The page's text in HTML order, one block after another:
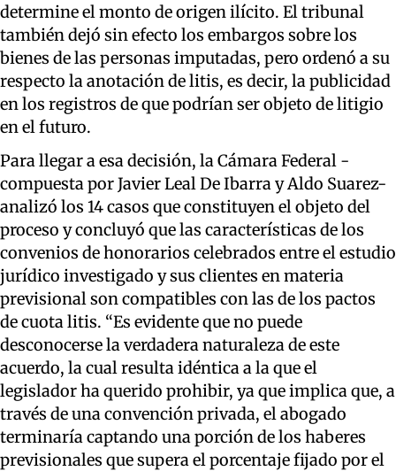
determine el monto de origen ilícito. El tribunal
también dejó sin efecto los embargos sobre los
bienes de las personas imputadas, pero ordenó a su
respecto la anotación de litis, es decir, la publicidad
en los registros de que podrían ser objeto de litigio
en el futuro.
Para llegar a esa decisión, la Cámara Federal -
compuesta por Javier Leal De Ibarra y Aldo Suarez-
analizó los 14 casos que constituyen el objeto del
proceso y concluyó que las características de los
convenios de honorarios celebrados entre el estudio
jurídico investigado y sus clientes en materia
previsional son compatibles con las de los pactos
de cuota litis. “Es evidente que no puede
desconocerse la verdadera naturaleza de este
acuerdo, la cual resulta idéntica a la que el
legislador ha querido prohibir, ya que implica que, a
través de una convención privada, el abogado
terminaría captando una porción de los haberes
previsionales que supera el porcentaje fijado por el